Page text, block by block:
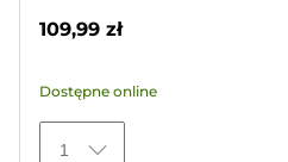
5
Recenzji
109,99 zł
Dostępne online
1